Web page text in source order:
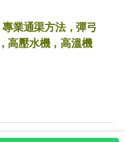
業通渠方法，彈弓
高壓水機，高溫機